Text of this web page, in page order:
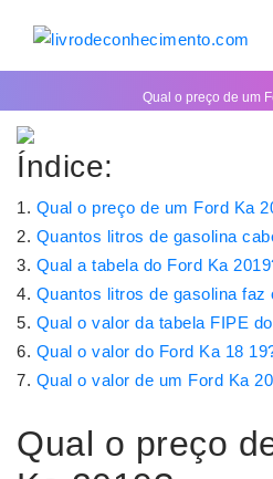
Qual o preço de um
Índice:
Qual o preço de um Ford Ka
Quantos litros de gasolina
Qual a tabela do Ford Ka
Quantos litros de gasolina faz
Qual o valor da tabela FIPE
Qual o valor do Ford Ka 18
Qual o valor de um Ford Ka
Qual o preço